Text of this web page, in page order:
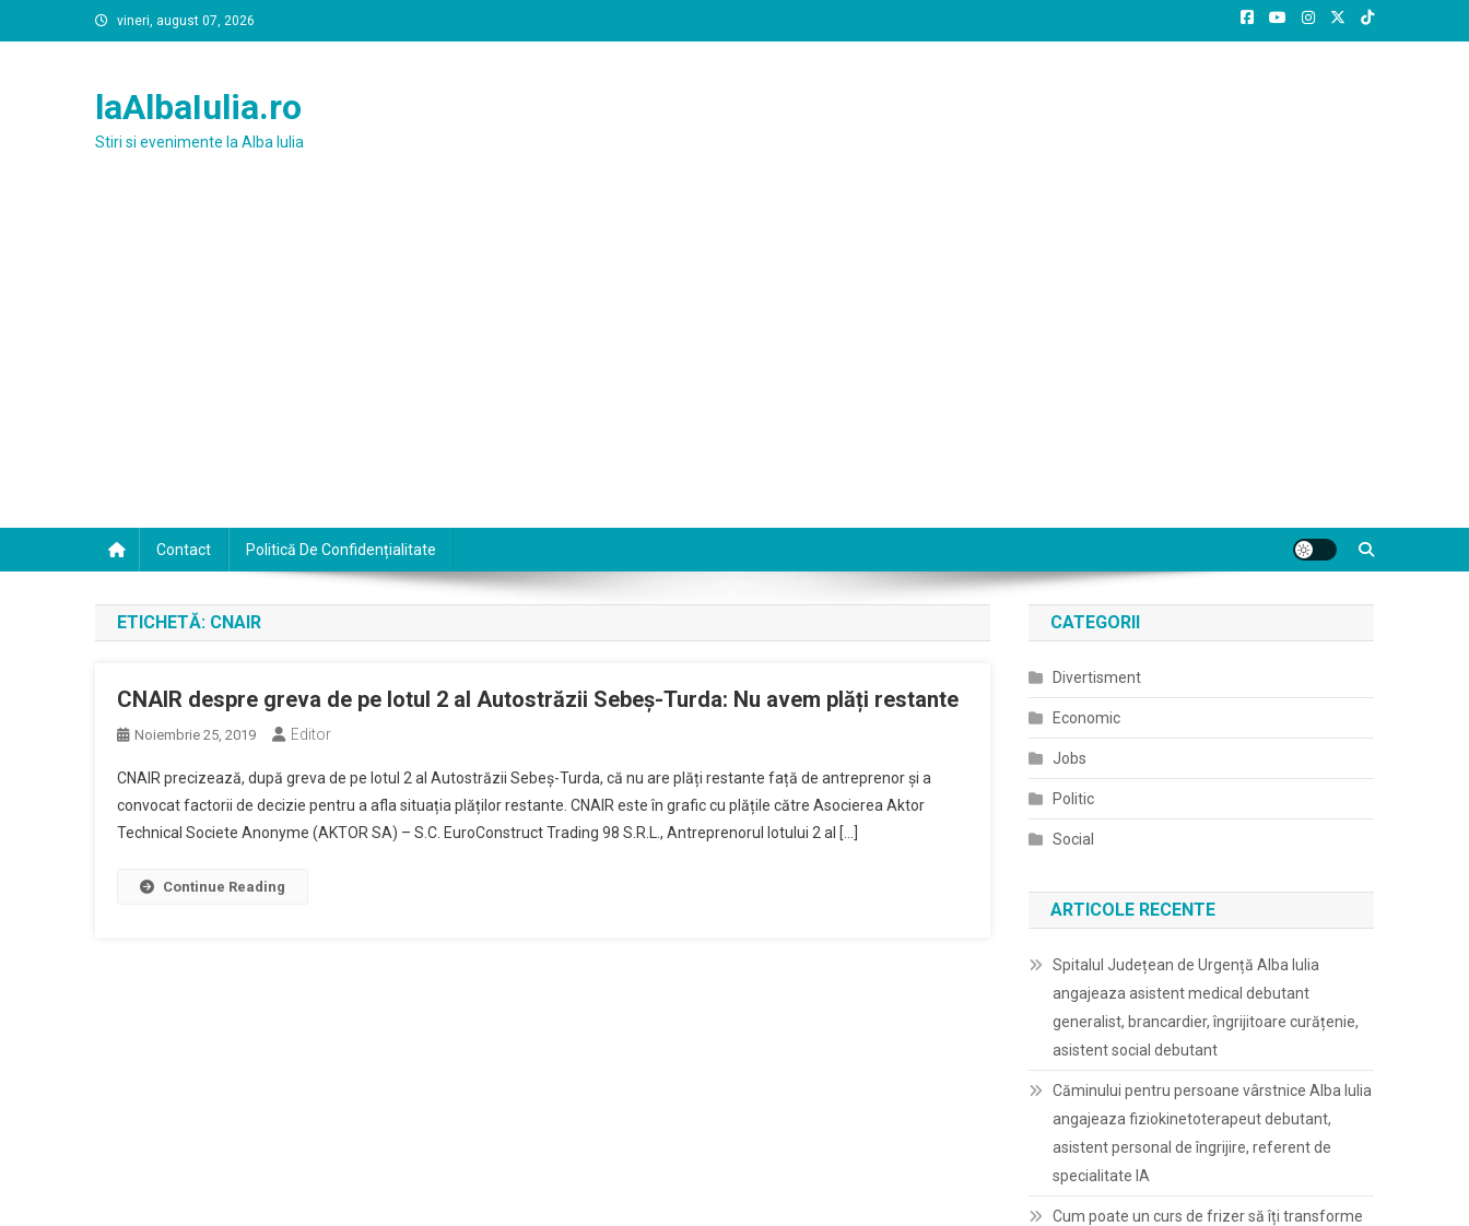
to
vineri, august 07, 2026
laAlbaIulia.ro
Stiri si evenimente la Alba Iulia
Contact Politică De Confidențialitate
ETICHETĂ: CNAIR
CNAIR despre greva de pe lotul 2 al Autostrăzii Sebeș-Turda: Nu avem plăți restante
Noiembrie 25, 2019 Editor
CNAIR precizează, după greva de pe lotul 2 al Autostrăzii Sebeș-Turda, că nu are plăți restante față de antreprenor și a
convocat factorii de decizie pentru a afla situația plăților restante. CNAIR este în grafic cu plățile către Asocierea Aktor
Technical Societe Anonyme (AKTOR SA) – S.C. EuroConstruct Trading 98 S.R.L., Antreprenorul lotului 2 al […]
Continue Reading
CATEGORII
Divertisment
Economic
Jobs
Politic
Social
ARTICOLE RECENTE
Spitalul Județean de Urgență Alba Iulia
angajeaza asistent medical debutant
generalist, brancardier, îngrijitoare curățenie,
asistent social debutant
Căminului pentru persoane vârstnice Alba Iulia
angajeaza fiziokinetoterapeut debutant,
asistent personal de îngrijire, referent de
specialitate IA
Cum poate un curs de frizer să îți transforme